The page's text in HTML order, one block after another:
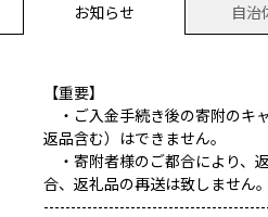
お知らせ 自治
【重要】
・ご入金手続き後の寄附のキ
返品含む）はできません。
・寄附者様のご都合により、
合、返礼品の再送は致しません。